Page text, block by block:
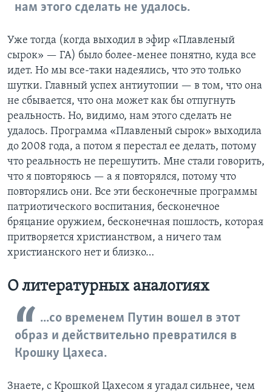
нам этого сделать не удалось.
Уже тогда (когда выходил в эфир «Плавленый
сырок» — ГА) было более-менее понятно, куда все
идет. Но мы все-таки надеялись, что это только
шутки. Главный успех антиутопии — в том, что она
не сбывается, что она может как бы отпугнуть
реальность. Но, видимо, нам этого сделать не
удалось. Программа «Плавленый сырок» выходила
до 2008 года, а потом я перестал ее делать, потому
что реальность не перешутить. Мне стали говорить,
что я повторяюсь — а я повторялся, потому что
повторялись они. Все эти бесконечные программы
патриотического воспитания, бесконечное
бряцание оружием, бесконечная пошлость, которая
притворяется христианством, а ничего там
христианского нет и близко…
О литературных аналогиях
...со временем Путин вошел в этот
образ и действительно превратился в
Крошку Цахеса.
Знаете, с Крошкой Цахесом я угадал сильнее, чем